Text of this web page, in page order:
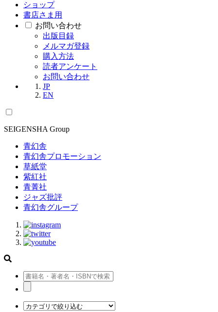
ショップ
書店さま用
お問い合わせ
出版目録
メルマガ登録
購入方法
読者アンケート
お問い合わせ
JP
EN
SEIGENSHA Group
青幻舎
青幻舎プロモーション
草紙堂
紫紅社
青菁社
ジャズ批評
青幻舎グループ